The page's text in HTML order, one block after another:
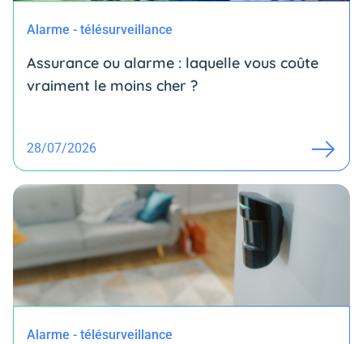
Alarme - télésurveillance
Assurance ou alarme : laquelle vous coûte
vraiment le moins cher ?
28/07/2026
Alarme - télésurveillance